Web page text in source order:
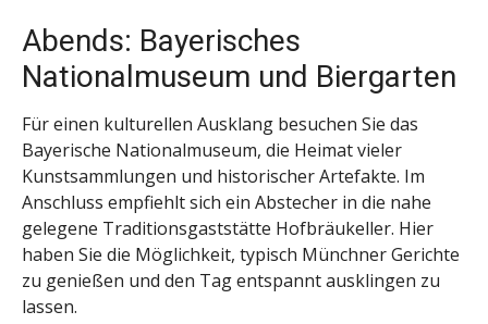
Abends: Bayerisches
Nationalmuseum und Biergarten
Für einen kulturellen Ausklang besuchen Sie das
Bayerische Nationalmuseum, die Heimat vieler
Kunstsammlungen und historischer Artefakte. Im
Anschluss empfiehlt sich ein Abstecher in die nahe
gelegene Traditionsgaststätte Hofbräukeller. Hier
haben Sie die Möglichkeit, typisch Münchner Gerichte
zu genießen und den Tag entspannt ausklingen zu
lassen.